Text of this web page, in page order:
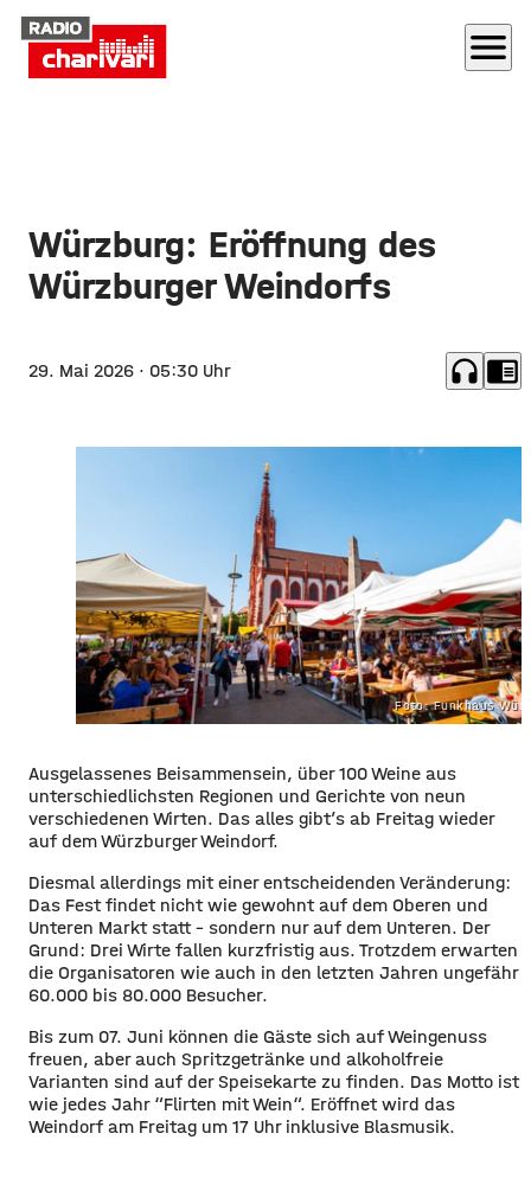
menu
Würzburg: Eröffnung des
Würzburger Weindorfs
29. Mai 2026 · 05:30 Uhr headphones chrome_reader_mode
Foto: Funkhaus
Ausgelassenes Beisammensein, über 100 Weine aus
unterschiedlichsten Regionen und Gerichte von neun
verschiedenen Wirten. Das alles gibt’s ab Freitag wieder
auf dem Würzburger Weindorf.
Diesmal allerdings mit einer entscheidenden Veränderung:
Das Fest findet nicht wie gewohnt auf dem Oberen und
Unteren Markt statt – sondern nur auf dem Unteren. Der
Grund: Drei Wirte fallen kurzfristig aus. Trotzdem erwarten
die Organisatoren wie auch in den letzten Jahren ungefähr
60.000 bis 80.000 Besucher.
Bis zum 07. Juni können die Gäste sich auf Weingenuss
freuen, aber auch Spritzgetränke und alkoholfreie
Varianten sind auf der Speisekarte zu finden. Das Motto ist
wie jedes Jahr “Flirten mit Wein“. Eröffnet wird das
Weindorf am Freitag um 17 Uhr inklusive Blasmusik.